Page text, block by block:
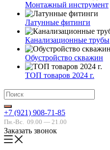
Монтажный инструмент
Латунные фитинги
Канализационные трубы
Обустройство скважин
ТОП товаров 2024 г.
+7 (921) 908-71-85
Пн.-Вс. 09.00 — 21.00
Заказать звонок